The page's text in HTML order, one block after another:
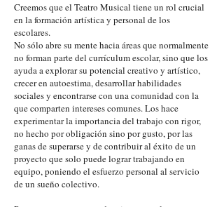
Creemos que el Teatro Musical tiene un rol crucial
en la formación artística y personal de los
escolares.
No sólo abre su mente hacia áreas que normalmente
no forman parte del currículum escolar, sino que los
ayuda a explorar su potencial creativo y artístico,
crecer en autoestima, desarrollar habilidades
sociales y encontrarse con una comunidad con la
que comparten intereses comunes. Los hace
experimentar la importancia del trabajo con rigor,
no hecho por obligación sino por gusto, por las
ganas de superarse y de contribuir al éxito de un
proyecto que solo puede lograr trabajando en
equipo, poniendo el esfuerzo personal al servicio
de un sueño colectivo.